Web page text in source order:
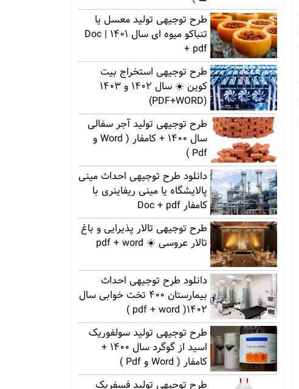
طرح توجیهی تولید معسل یا
تنباکو میوه ای سال 1401 | Doc
+ pdf
طرح توجیهی استخراج بیت
کوین ☀️ سال 1402 و 1403
(PDF+WORD)
طرح توجیهی تولید آجر سفالی
سال 1400 + کامفار ( Word و
Pdf )
دانلود طرح توجیهی احداث مینی
پالایشگاه یا مینی ریفاینری با
کامفار Doc + pdf
طرح توجیهی تالار پذیرایی و باغ
تالار عروسی ☀️ pdf + word
دانلود طرح توجیهی احداث
بیمارستان 400 تخت خوابی سال
1402( pdf + word )
طرح توجیهی تولید سولفوریک
اسید از گوگرد سال 1400 +
کامفار ( Word و Pdf )
طرح توجیهی تولید فسفریک